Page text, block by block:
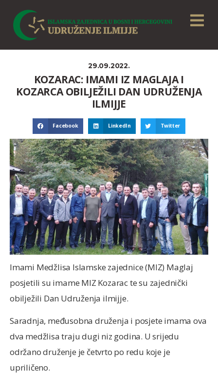
29.09.2022.
KOZARAC: IMAMI IZ MAGLAJA I
KOZARCA OBILJEŽILI DAN UDRUŽENJA
ILMIJJE
Facebook LinkedIn Twitter
Imami Medžlisa Islamske zajednice (MIZ) Maglaj
posjetili su imame MIZ Kozarac te su zajednički
obilježili Dan Udruženja ilmijje.
Saradnja, međusobna druženja i posjete imama ova
dva medžlisa traju dugi niz godina. U srijedu
održano druženje je četvrto po redu koje je
upriličeno.